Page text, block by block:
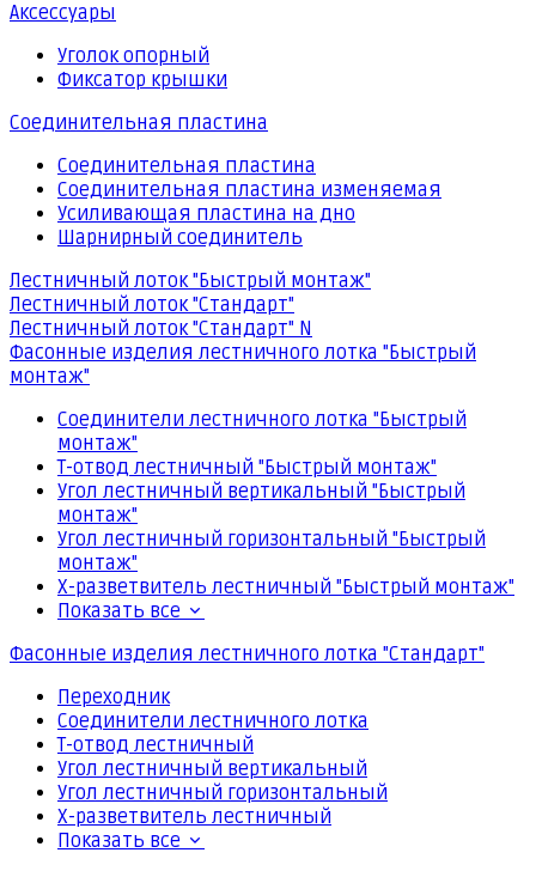
Аксессуары
Уголок опорный
Фиксатор крышки
Соединительная пластина
Соединительная пластина
Соединительная пластина изменяемая
Усиливающая пластина на дно
Шарнирный соединитель
Лестничный лоток "Быстрый монтаж"
Лестничный лоток "Стандарт"
Лестничный лоток "Стандарт" N
Фасонные изделия лестничного лотка "Быстрый
монтаж"
Соединители лестничного лотка "Быстрый
монтаж"
Т-отвод лестничный "Быстрый монтаж"
Угол лестничный вертикальный "Быстрый
монтаж"
Угол лестничный горизонтальный "Быстрый
монтаж"
Х-разветвитель лестничный "Быстрый монтаж"
Показать все
Фасонные изделия лестничного лотка "Стандарт"
Переходник
Соединители лестничного лотка
Т-отвод лестничный
Угол лестничный вертикальный
Угол лестничный горизонтальный
Х-разветвитель лестничный
Показать все